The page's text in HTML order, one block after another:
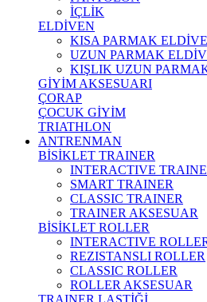
İÇLİK
ELDİVEN
KISA PARMAK
UZUN PARMAK
KIŞLIK UZUN
GİYİM AKSESUARI
ÇORAP
ÇOCUK GİYİM
TRIATHLON
ANTRENMAN
BİSİKLET TRAINER
INTERACTIVE
SMART TRAINER
CLASSIC TRAINER
TRAINER AKSESUAR
BİSİKLET ROLLER
INTERACTIVE
REZISTANSLI ROLLER
CLASSIC ROLLER
ROLLER AKSESUAR
TRAINER LASTİĞİ